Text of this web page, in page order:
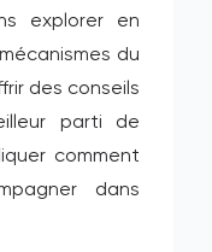
explorer en
du
des conseils
parti de
comment
dans